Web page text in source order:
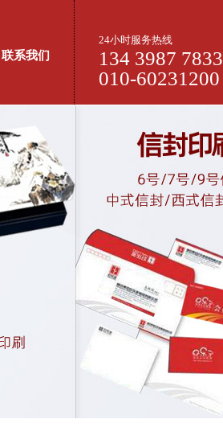
联系我们
24小时服务热线
134 3987 7833
010-60231200